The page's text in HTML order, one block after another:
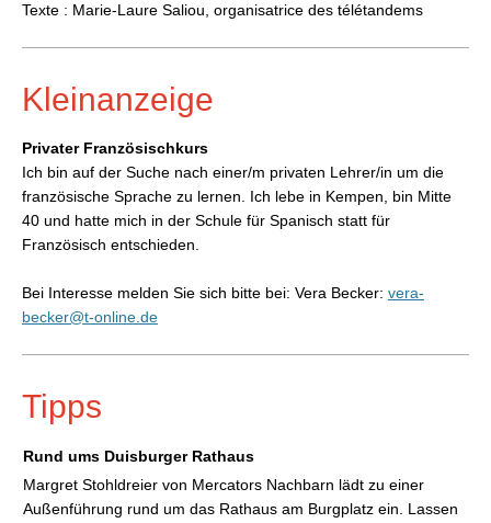
Texte : Marie-Laure Saliou, organisatrice des télétandems
Kleinanzeige
Privater Französischkurs
Ich bin auf der Suche nach einer/m privaten Lehrer/in um die
französische Sprache zu lernen. Ich lebe in Kempen, bin Mitte
40 und hatte mich in der Schule für Spanisch statt für
Französisch entschieden.
Bei Interesse melden Sie sich bitte bei: Vera Becker: vera-
becker@t-online.de
Tipps
Rund ums Duisburger Rathaus
Margret Stohldreier von Mercators Nachbarn lädt zu einer
Außenführung rund um das Rathaus am Burgplatz ein. Lassen